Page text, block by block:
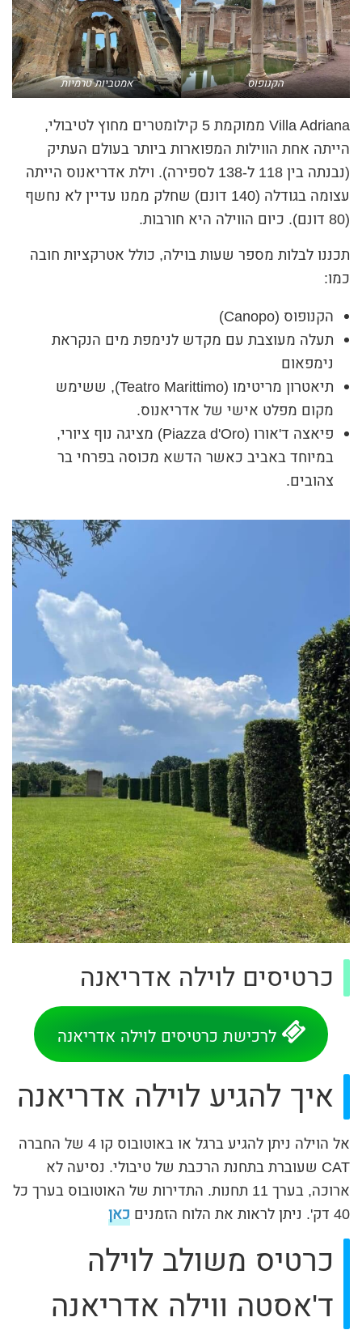
הקנופוס אמטביות טרמיות
Villa Adriana ממוקמת 5 קילומטרים מחוץ לטיבולי,
הייתה אחת הווילות המפוארות ביותר בעולם העתיק
(נבנתה בין 118 ל-138 לספירה). וילת אדריאנוס הייתה
עצומה בגודלה (140 דונם) שחלק ממנו עדיין לא נחשף
(80 דונם). כיום הווילה היא חורבות.
תכננו לבלות מספר שעות בוילה, כולל אטרקציות חובה
כמו:
הקנופוס (Canopo)
תעלה מעוצבת עם מקדש לנימפת מים הנקראת
נימפאום
תיאטרון מריטימו (Teatro Marittimo), ​​ששימש
מקום מפלט אישי של אדריאנוס.
פיאצה ד'אורו (Piazza d'Oro) מציגה נוף ציורי,
במיוחד באביב כאשר הדשא מכוסה בפרחי בר
צהובים.
כרטיסים לוילה אדריאנה
לרכישת כרטיסים לוילה אדריאנה
איך להגיע לוילה אדריאנה
אל הוילה ניתן להגיע ברגל או באוטובוס קו 4 של החברה
CAT שעוברת בתחנת הרכבת של טיבולי. נסיעה לא
ארוכה, בערך 11 תחנות. התדירות של האוטובוס בערך כל
40 דק'. ניתן לראות את הלוח הזמנים
כאן
כרטיס משולב לוילה
ד'אסטה ווילה אדריאנה